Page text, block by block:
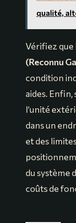
qualité,
Vérifiez que
(Reconnu
condition
aides. Enfin,
l’unité
dans un
et des
du système
coûts de